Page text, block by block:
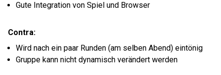
Gute Integration von Spiel und Browser
Contra:
Wird nach ein paar Runden (am selben Abend) eintönig
Gruppe kann nicht dynamisch verändert werden